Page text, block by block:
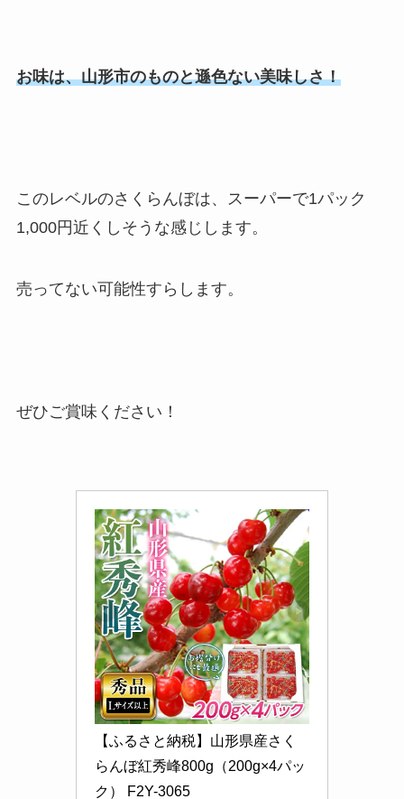
お味は、山形市のものと遜色ない美味しさ！
このレベルのさくらんぼは、スーパーで1パック
1,000円近くしそうな感じします。
売ってない可能性すらします。
ぜひご賞味ください！
【ふるさと納税】山形県産さく
らんぼ紅秀峰800g（200g×4パッ
ク） F2Y-3065